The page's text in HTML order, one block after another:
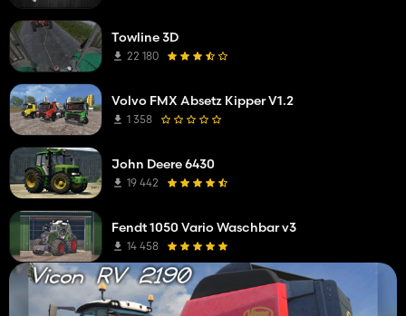
Towline 3D
22 180
Volvo FMX Absetz Kipper V1.2
1 358
John Deere 6430
19 442
Fendt 1050 Vario Waschbar v3
14 458